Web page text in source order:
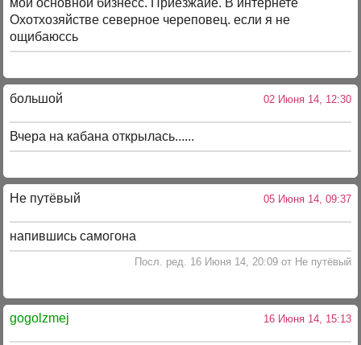
мой основной бизнесс. Приезжайе. В интернете
Охотхозяйстве северное череповец. если я не
ощибаюссь
большой 02 Июня 14, 12:30
Вчера на кабана открылась......
Не путёвый 05 Июня 14, 09:37
напившись самогона
Посл. ред. 16 Июня 14, 20:09 от Не путёвый
gogolzmej 16 Июня 14, 15:13